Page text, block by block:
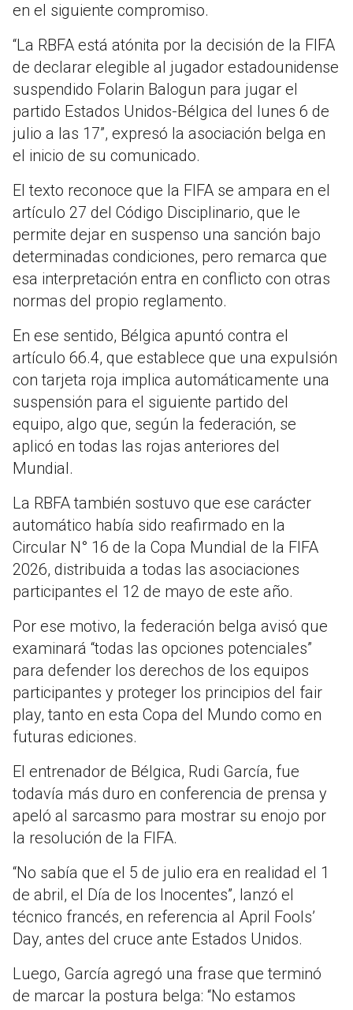
en el siguiente compromiso.
“La RBFA está atónita por la decisión de la FIFA
de declarar elegible al jugador estadounidense
suspendido Folarin Balogun para jugar el
partido Estados Unidos-Bélgica del lunes 6 de
julio a las 17”, expresó la asociación belga en
el inicio de su comunicado.
El texto reconoce que la FIFA se ampara en el
artículo 27 del Código Disciplinario, que le
permite dejar en suspenso una sanción bajo
determinadas condiciones, pero remarca que
esa interpretación entra en conflicto con otras
normas del propio reglamento.
En ese sentido, Bélgica apuntó contra el
artículo 66.4, que establece que una expulsión
con tarjeta roja implica automáticamente una
suspensión para el siguiente partido del
equipo, algo que, según la federación, se
aplicó en todas las rojas anteriores del
Mundial.
La RBFA también sostuvo que ese carácter
automático había sido reafirmado en la
Circular N° 16 de la Copa Mundial de la FIFA
2026, distribuida a todas las asociaciones
participantes el 12 de mayo de este año.
Por ese motivo, la federación belga avisó que
examinará “todas las opciones potenciales”
para defender los derechos de los equipos
participantes y proteger los principios del fair
play, tanto en esta Copa del Mundo como en
futuras ediciones.
El entrenador de Bélgica, Rudi García, fue
todavía más duro en conferencia de prensa y
apeló al sarcasmo para mostrar su enojo por
la resolución de la FIFA.
“No sabía que el 5 de julio era en realidad el 1
de abril, el Día de los Inocentes”, lanzó el
técnico francés, en referencia al April Fools’
Day, antes del cruce ante Estados Unidos.
Luego, García agregó una frase que terminó
de marcar la postura belga: “No estamos